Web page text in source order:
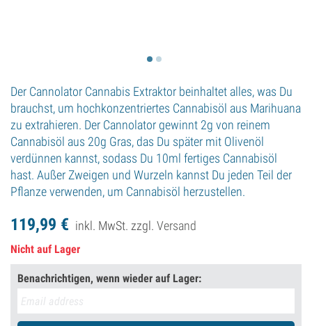
Der Cannolator Cannabis Extraktor beinhaltet alles, was Du
brauchst, um hochkonzentriertes Cannabisöl aus Marihuana
zu extrahieren. Der Cannolator gewinnt 2g von reinem
Cannabisöl aus 20g Gras, das Du später mit Olivenöl
verdünnen kannst, sodass Du 10ml fertiges Cannabisöl
hast. Außer Zweigen und Wurzeln kannst Du jeden Teil der
Pflanze verwenden, um Cannabisöl herzustellen.
119,99 € inkl. MwSt. zzgl. Versand
Nicht auf Lager
Benachrichtigen, wenn wieder auf Lager: